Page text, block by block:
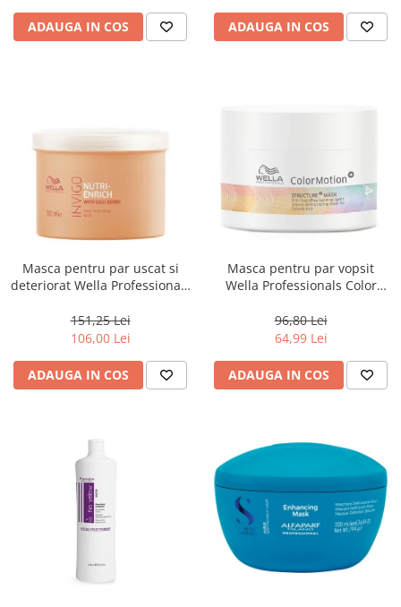
ADAUGA IN COS ADAUGA IN COS
Masca pentru par uscat si
deteriorat Wella Professionals
151,25 Lei
106,00 Lei
ADAUGA IN COS
Masca pentru par vopsit
Wella Professionals Color
96,80 Lei
64,99 Lei
ADAUGA IN COS